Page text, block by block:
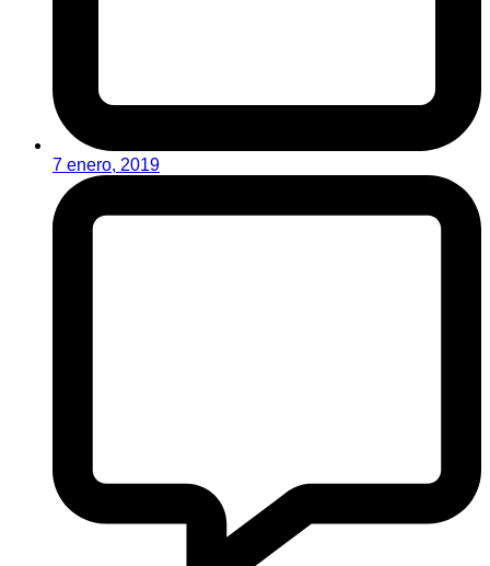
7 enero, 2019